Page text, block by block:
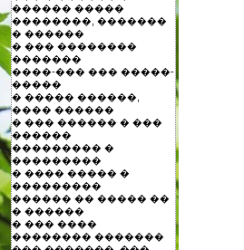
������ �����
��������, �������
� ������
� ��� ��������
�������
����-��� ��� �����-
�����
� ����� ������,
���� ������
� ��� ������ � ���
������
��������� �
���������
� ���� ����� �
���������
������ �� ����� ��
� ������
� ��� ����
�������� �������